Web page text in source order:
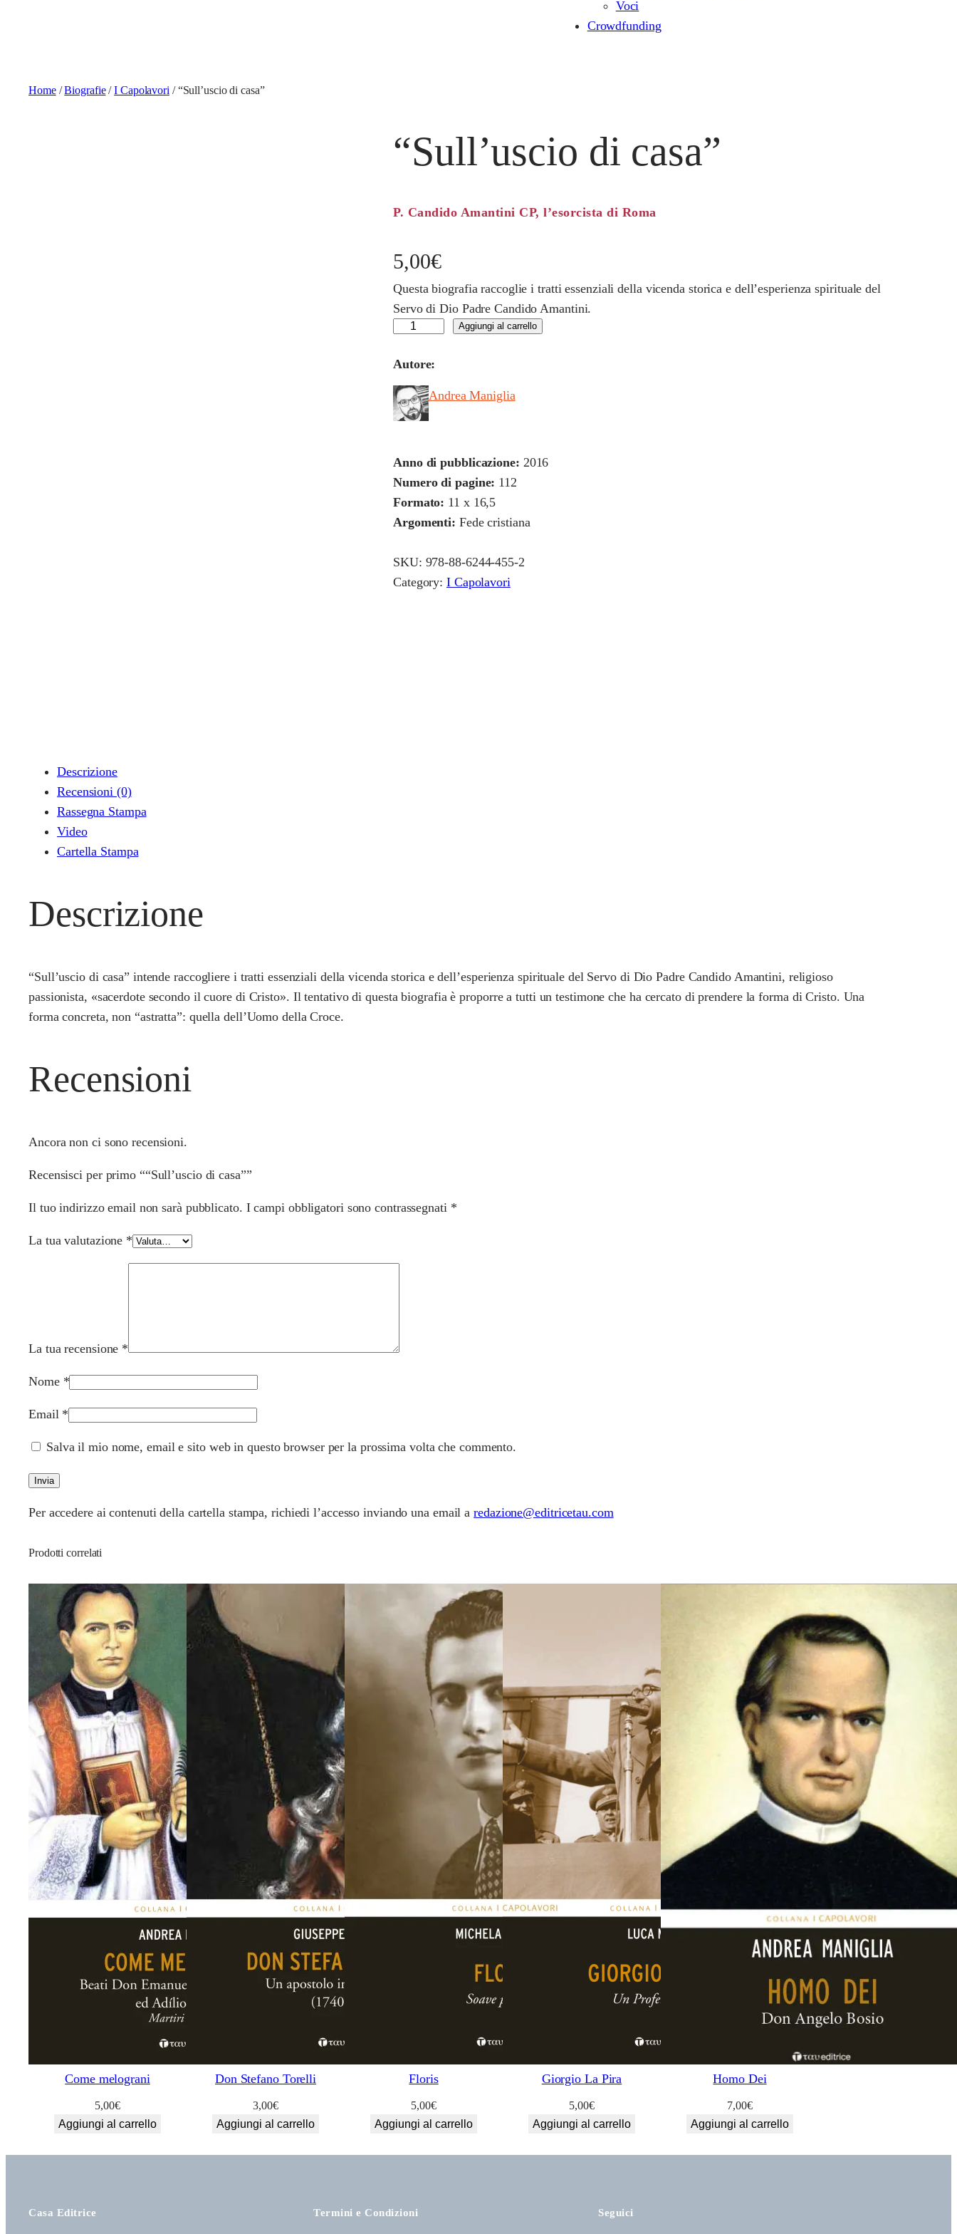
Voci
Crowdfunding
Home/Biografie/I Capolavori / “Sull’uscio di casa”
“Sull’uscio di casa”
P. Candido Amantini CP, l’esorcista di Roma
5,00€
Questa biografia raccoglie i tratti essenziali della vicenda storica e dell’esperienza spirituale del
Servo di Dio Padre Candido Amantini.
u
l
l
s
c
i
o
i
c
Aggiungi al carrello
Autore:
Andrea Maniglia
Anno di pubblicazione: 2016
Numero di pagine: 112
Formato: 11 x 16,5
Argomenti: Fede cristiana
SKU: 978-88-6244-455-2
Category:I Capolavori
Descrizione
Recensioni (0)
Rassegna Stampa
Video
Cartella Stampa
Descrizione
“Sull’uscio di casa” intende raccogliere i tratti essenziali della vicenda storica e dell’esperienza spirituale del Servo di Dio Padre Candido Amantini, religioso
passionista, «sacerdote secondo il cuore di Cristo». Il tentativo di questa biografia è proporre a tutti un testimone che ha cercato di prendere la forma di Cristo. Una
forma concreta, non “astratta”: quella dell’Uomo della Croce.
Recensioni
Ancora non ci sono recensioni.
Recensisci per primo ““Sull’uscio di casa””
Il tuo indirizzo email non sarà pubblicato. I campi obbligatori sono contrassegnati *
La tua valutazione *
La tua recensione *
Nome *
Email *
Salva il mio nome, email e sito web in questo browser per la prossima volta che commento.
Per accedere ai contenuti della cartella stampa, richiedi l’accesso inviando una email aredazione@editricetau.com
Prodotti correlati
Come melograni
5,00€
Aggiungi al carrello
Don Stefano Torelli
3,00€
Aggiungi al carrello
Floris
5,00€
Aggiungi al carrello
Giorgio La Pira
5,00€
Aggiungi al carrello
Homo Dei
7,00€
Aggiungi al carrello
Casa Editrice Termini e Condizioni Seguici